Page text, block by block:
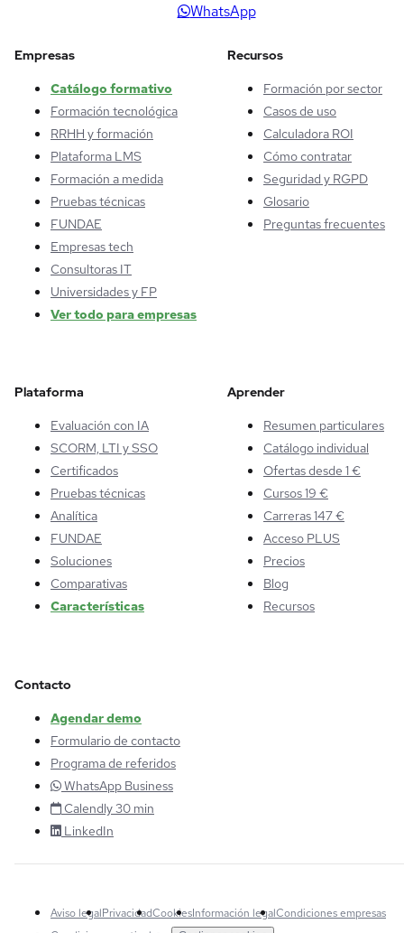
WhatsApp
Empresas
Catálogo formativo
Formación tecnológica
RRHH y formación
Plataforma LMS
Formación a medida
Pruebas técnicas
FUNDAE
Empresas tech
Consultoras IT
Universidades y FP
Ver todo para empresas
Recursos
Formación por sector
Casos de uso
Calculadora ROI
Cómo contratar
Seguridad y RGPD
Glosario
Preguntas frecuentes
Plataforma
Evaluación con IA
SCORM, LTI y SSO
Certificados
Pruebas técnicas
Analítica
FUNDAE
Soluciones
Comparativas
Características
Aprender
Resumen particulares
Catálogo individual
Ofertas desde 1 €
Cursos 19 €
Carreras 147 €
Acceso PLUS
Precios
Blog
Recursos
Contacto
Agendar demo
Formulario de contacto
Programa de referidos
WhatsApp Business
Calendly 30 min
LinkedIn
Aviso legalPrivacidadCookiesInformación legalCondiciones empresas